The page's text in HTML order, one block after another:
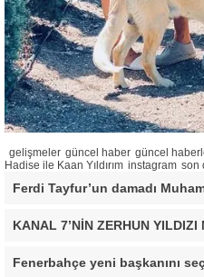
gelişmeler güncel haber güncel
Hadise ile Kaan Yıldırım instagram son
Ferdi Tayfur’un damadı
Fenerbahçe yeni başkanını